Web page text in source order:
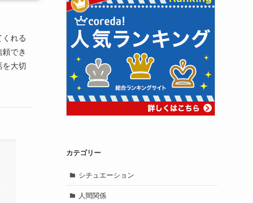
れる
でき
大切
カテゴリー
シチュエーション
人間関係